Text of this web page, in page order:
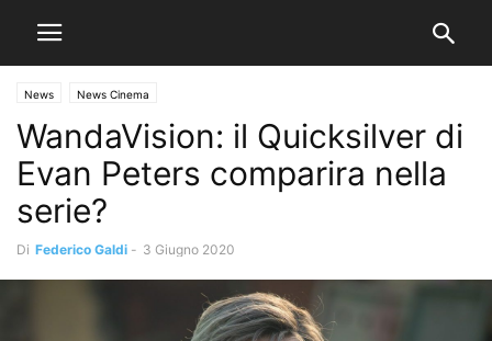
News News Cinema
WandaVision: il Quicksilver di
Evan Peters comparira nella
serie?
Di Federico Galdi - 3 Giugno 2020